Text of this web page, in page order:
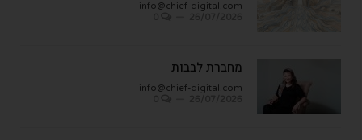
info@chief-digital.com
מחברת לבבות
info@chief-digital.com